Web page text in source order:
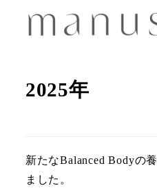
2025年
新たなBalanced Bodyの
ました。